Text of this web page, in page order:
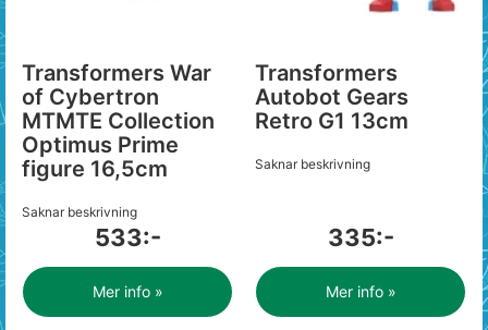
Transformers War
of Cybertron
MTMTE Collection
Optimus Prime
figure 16,5cm
Saknar beskrivning
533:-
Mer info »
Transformers
Autobot Gears
Retro G1 13cm
Saknar beskrivning
335:-
Mer info »